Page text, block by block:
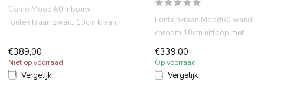
Como Mood 60 Inbouw
fonteinkraan zwart. 10cm kraan
€389,00
Niet op voorraad
Vergelijk
Fonteinkraan Mood60 wand
chroom 10cm uitloop met
gemaakt ...
€339,00
Op voorraad
Vergelijk